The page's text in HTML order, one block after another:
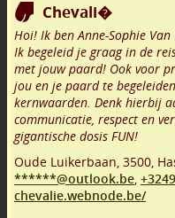
Chevali�
Hoi! Ik ben Anne-Sophie
Ik begeleid je graag in de
met jouw paard! Ook voor
jou en je paard te
kernwaarden. Denk hierbij
communicatie, respect en
gigantische dosis FUN!
Oude Luikerbaan, 3500,
******@outlook.be,
chevalie.webnode.be/